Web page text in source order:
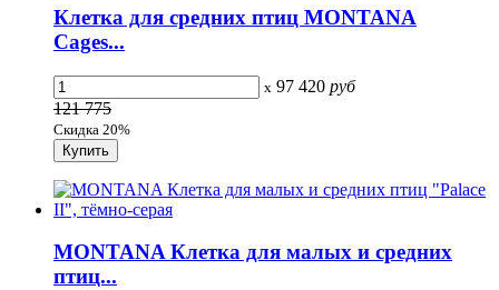
Клетка для средних птиц MONTANA
Cages...
x 97 420 руб
121 775
Скидка 20%
MONTANA Клетка для малых и средних
птиц...